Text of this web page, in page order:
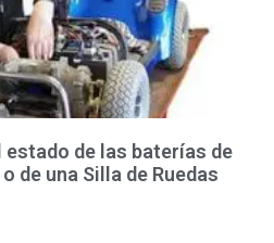
de las baterías de
de una Silla de Ruedas